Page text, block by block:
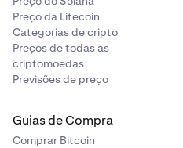
Preço da Litecoin
Categorias de cripto
Preços de todas as
criptomoedas
Previsões de preço
Guias de Compra
Comprar Bitcoin